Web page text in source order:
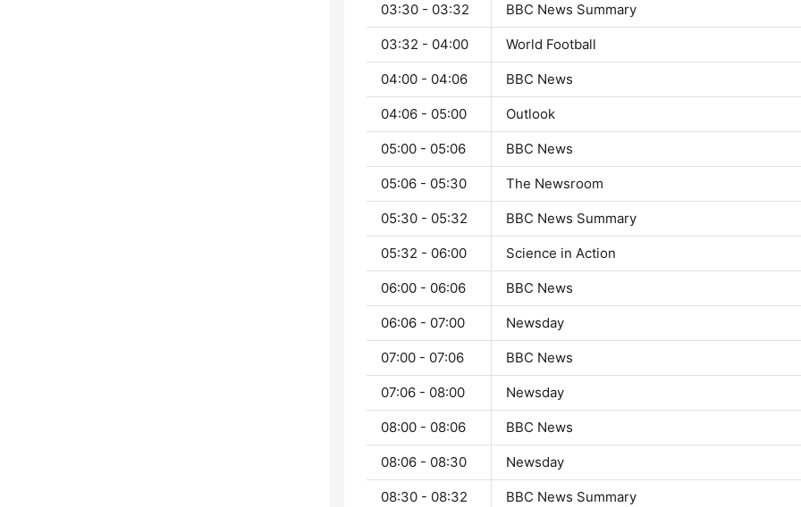
03:30 - 03:32 BBC News Summary
03:32 - 04:00 World Football
04:00 - 04:06 BBC News
04:06 - 05:00 Outlook
05:00 - 05:06 BBC News
05:06 - 05:30 The Newsroom
05:30 - 05:32 BBC News Summary
05:32 - 06:00 Science in Action
06:00 - 06:06 BBC News
06:06 - 07:00 Newsday
07:00 - 07:06 BBC News
07:06 - 08:00 Newsday
08:00 - 08:06 BBC News
08:06 - 08:30 Newsday
08:30 - 08:32 BBC News Summary